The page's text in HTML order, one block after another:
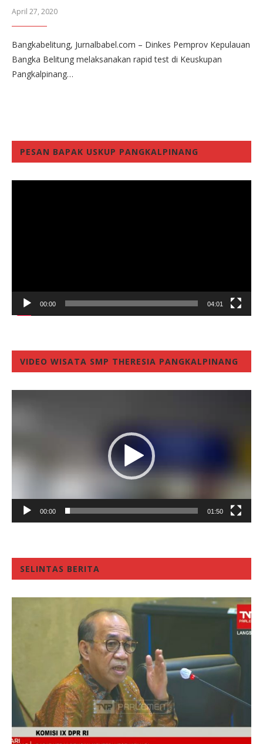
April 27, 2020
Bangkabelitung, Jurnalbabel.com – Dinkes Pemprov Kepulauan
Bangka Belitung melaksanakan rapid test di Keuskupan
Pangkalpinang…
PESAN BAPAK USKUP PANGKALPINANG
00:00 04:01
VIDEO WISATA SMP THERESIA PANGKALPINANG
00:00 01:50
SELINTAS BERITA